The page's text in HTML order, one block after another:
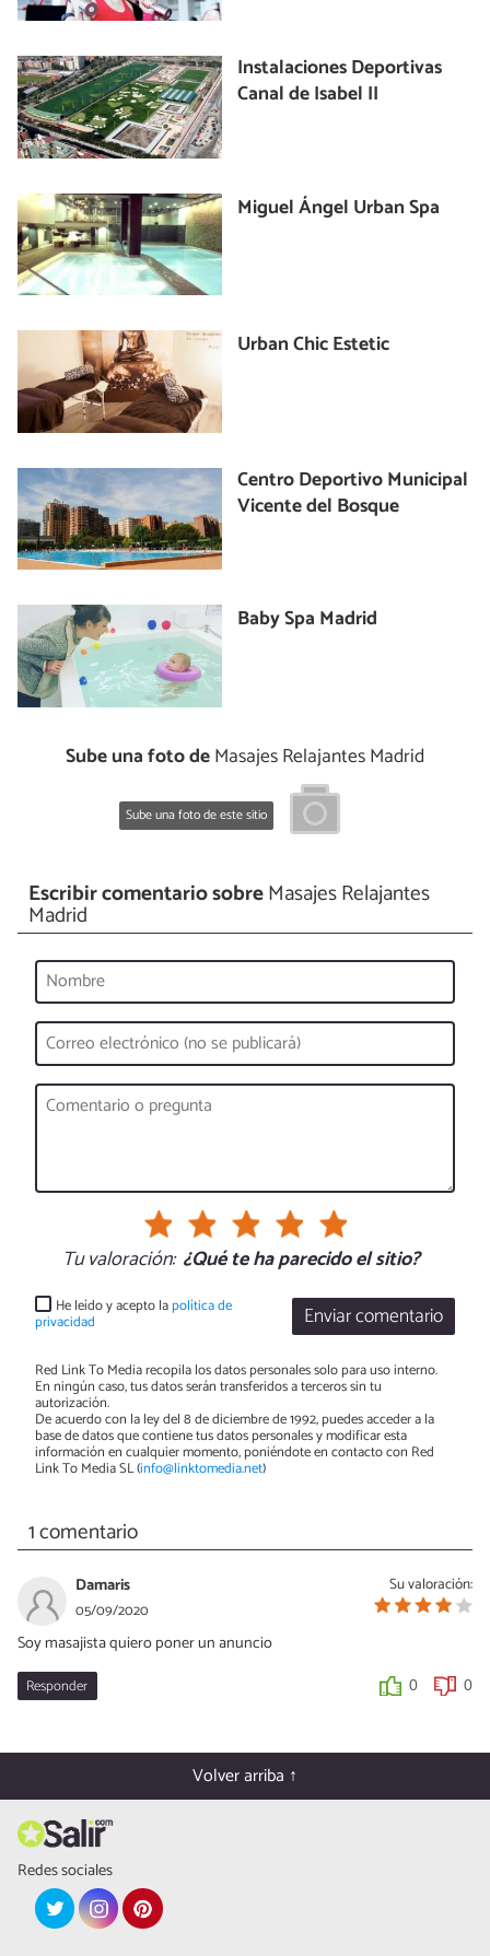
Instalaciones Deportivas
Canal de Isabel II
Miguel Ángel Urban Spa
Urban Chic Estetic
Centro Deportivo Municipal
Vicente del Bosque
Baby Spa Madrid
Sube una foto deMasajes Relajantes Madrid
Sube una foto de este sitio
Escribir comentario sobreMasajes Relajantes
Madrid
Tu valoración: ¿Qué te ha parecido el sitio?
Enviar comentario
He leído y acepto lapolítica de
privacidad
Red Link To Media recopila los datos personales solo para uso interno.
En ningún caso, tus datos serán transferidos a terceros sin tu
autorización.
De acuerdo con la ley del 8 de diciembre de 1992, puedes acceder a la
base de datos que contiene tus datos personales y modificar esta
información en cualquier momento, poniéndote en contacto con Red
Link To Media SL (info@linktomedia.net)
1 comentario
Su valoración:
Damaris
05/09/2020
Soy masajista quiero poner un anuncio
Responder 0 0
Volver arriba ↑
Redes sociales